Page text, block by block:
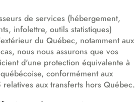
de services (hébergement,
infolettre, outils statistiques)
du Québec, notamment aux
nous nous assurons que vos
d'une protection équivalente à
conformément aux
aux transferts hors Québec.